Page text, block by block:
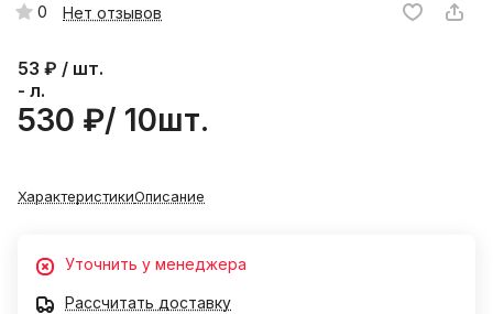
0 Нет отзывов
53 ₽ / шт.
- л.
530 ₽/ 10шт.
ХарактеристикиОписание
Уточнить у менеджера
Рассчитать доставку